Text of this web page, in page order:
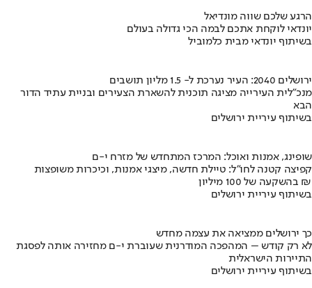
הרגע שלכם שווה מונדיאל
יונדאי לוקחת אתכם לבמה הכי גדולה בעולם
בשיתוף יונדאי מבית כלמוביל
ירושלים 2040: העיר נערכת ל- 1.5 מליון תושבים
מנכ"לית העירייה מציגה תוכנית להשארת הצעירים ובניית עתיד הדור
הבא
בשיתוף עיריית ירושלים
שופינג, אמנות ואוכל: המרכז המתחדש של מזרח י-ם
קפיצה קטנה לחו"ל: טיילת חדשה, מיצגי אמנות, וכיכרות משופצות
בהשקעה של 100 מיליון ₪
בשיתוף עיריית ירושלים
כך ירושלים ממציאה את עצמה מחדש
לא רק קודש – המהפכה המודרנית שעוברת י-ם מחזירה אותה לפסגת
התיירות הישראלית
בשיתוף עיריית ירושלים